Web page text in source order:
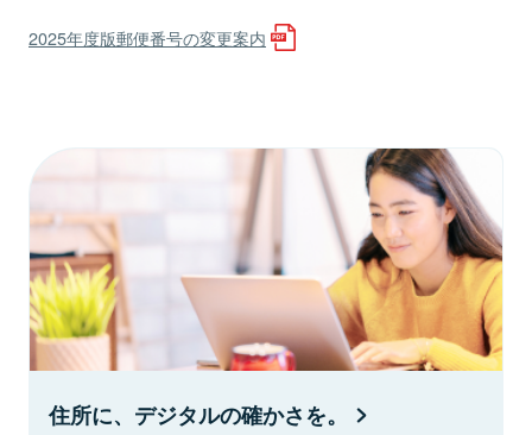
2025年度版郵便番号の変更案内
住所に、デジタルの確かさを。